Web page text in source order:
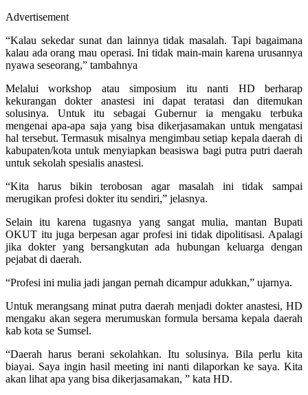
Advertisement
“Kalau sekedar sunat dan lainnya tidak masalah. Tapi bagaimana
kalau ada orang mau operasi. Ini tidak main-main karena urusannya
nyawa seseorang,” tambahnya
Melalui workshop atau simposium itu nanti HD berharap
kekurangan dokter anastesi ini dapat teratasi dan ditemukan
solusinya. Untuk itu sebagai Gubernur ia mengaku terbuka
mengenai apa-apa saja yang bisa dikerjasamakan untuk mengatasi
hal tersebut. Termasuk misalnya mengimbau setiap kepala daerah di
kabupaten/kota untuk menyiapkan beasiswa bagi putra putri daerah
untuk sekolah spesialis anastesi.
“Kita harus bikin terobosan agar masalah ini tidak sampai
merugikan profesi dokter itu sendiri,” jelasnya.
Selain itu karena tugasnya yang sangat mulia, mantan Bupati
OKUT itu juga berpesan agar profesi ini tidak dipolitisasi. Apalagi
jika dokter yang bersangkutan ada hubungan keluarga dengan
pejabat di daerah.
“Profesi ini mulia jadi jangan pernah dicampur adukkan,” ujarnya.
Untuk merangsang minat putra daerah menjadi dokter anastesi, HD
mengaku akan segera merumuskan formula bersama kepala daerah
kab kota se Sumsel.
“Daerah harus berani sekolahkan. Itu solusinya. Bila perlu kita
biayai. Saya ingin hasil meeting ini nanti dilaporkan ke saya. Kita
akan lihat apa yang bisa dikerjasamakan, ” kata HD.